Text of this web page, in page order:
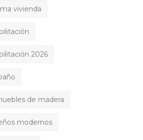
vivienda
2026
de madera
modernos